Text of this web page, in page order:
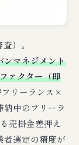
）。
ンマネジメント
ァクター（即
フリーランス×
中のフリーラ
売掛金差押え
者選定の精度が